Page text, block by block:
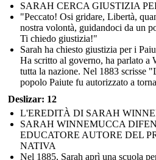
SARAH CERCA GIUSTIZIA
"Peccato! Osi gridare, Libertà,
nostra volontà, guidandoci da un
Ti chiedo giustizia!"
Sarah ha chiesto giustizia per i
Ha scritto al governo, ha parlato a
tutta la nazione. Nel 1883 scrisse
popolo Paiute fu autorizzato a
Deslizar: 12
L'EREDITÀ DI SARAH
SARAH WINNEMUCCA
EDUCATORE AUTORE DEL
NATIVA
Nel 1885, Sarah aprì una scuola